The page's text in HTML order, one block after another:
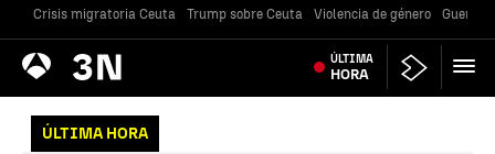
Crisis migratoria Ceuta Trump sobre Ceuta Violencia de género Guerra
Antena
3 Noticias ÚLTIMA
HORA
ÚLTIMA HORA